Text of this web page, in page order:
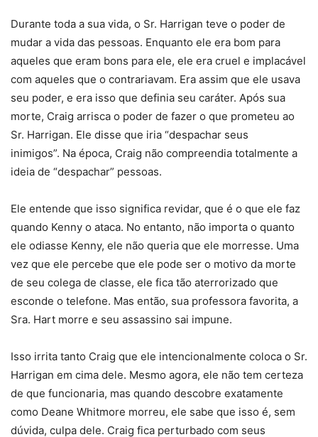
Durante toda a sua vida, o Sr. Harrigan teve o poder de
mudar a vida das pessoas. Enquanto ele era bom para
aqueles que eram bons para ele, ele era cruel e implacável
com aqueles que o contrariavam. Era assim que ele usava
seu poder, e era isso que definia seu caráter. Após sua
morte, Craig arrisca o poder de fazer o que prometeu ao
Sr. Harrigan. Ele disse que iria “despachar seus
inimigos”. Na época, Craig não compreendia totalmente a
ideia de “despachar” pessoas.
Ele entende que isso significa revidar, que é o que ele faz
quando Kenny o ataca. No entanto, não importa o quanto
ele odiasse Kenny, ele não queria que ele morresse. Uma
vez que ele percebe que ele pode ser o motivo da morte
de seu colega de classe, ele fica tão aterrorizado que
esconde o telefone. Mas então, sua professora favorita, a
Sra. Hart morre e seu assassino sai impune.
Isso irrita tanto Craig que ele intencionalmente coloca o Sr.
Harrigan em cima dele. Mesmo agora, ele não tem certeza
de que funcionaria, mas quando descobre exatamente
como Deane Whitmore morreu, ele sabe que isso é, sem
dúvida, culpa dele. Craig fica perturbado com seus